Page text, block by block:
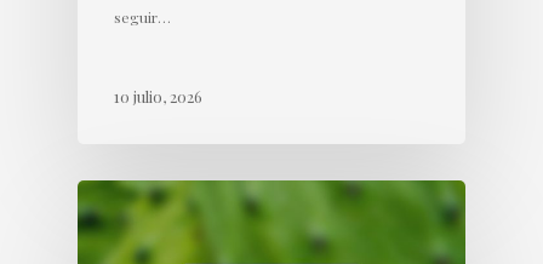
seguir…
10 julio, 2026